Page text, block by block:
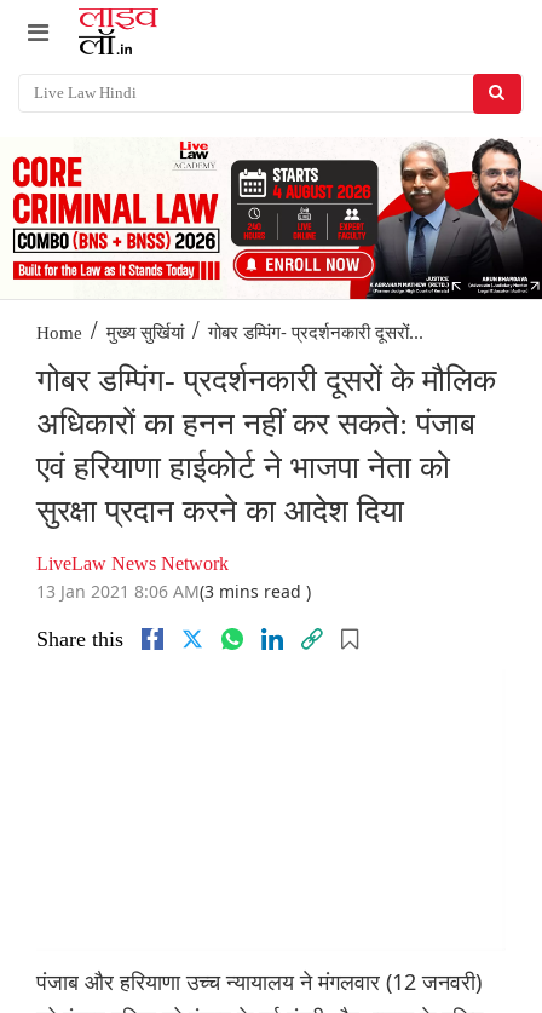
Home / मुख्य सुर्खियां / गोबर डम्पिंग- प्रदर्शनकारी दूसरों...
गोबर डम्पिंग- प्रदर्शनकारी दूसरों के मौलिक
अधिकारों का हनन नहीं कर सकते: पंजाब
एवं हरियाणा हाईकोर्ट ने भाजपा नेता को
सुरक्षा प्रदान करने का आदेश दिया
LiveLaw News Network
13 Jan 2021 8:06 AM(3 mins read )
Share this
पंजाब और हरियाणा उच्च न्यायालय ने मंगलवार (12 जनवरी)